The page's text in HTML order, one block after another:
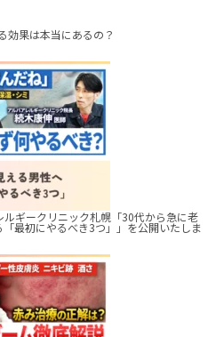
効果は本当にあるの？
ギークリニック札幌「30代から急に老
最初にやるべき3つ」」を公開いたしま